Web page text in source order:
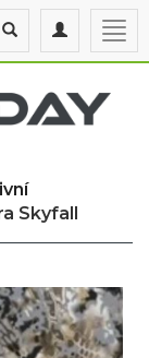
Toggle
navigation
Toggle
search
Skyfall